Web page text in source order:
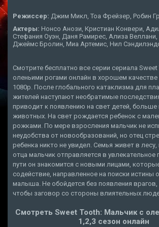
Режиссер: Джим Микл, Тоа Фрейзер, Робин
Актеры: Нонсо Анози, Кристиан Конвери,
Стефания Оуэн, Даня Рамирес, Ализа Веллани,
Джеймс Бролин, Миа Артемис, Нил
Смотрите бесплатно все серии сериала
оленьими рогами онлайн в хорошем качестве
1080p. После глобального катаклизма для
жителей наступают необратимые
приводит к появлению на свет детей,
животных. На свет рождается ребенок с
рожками. По мере взросления мальчик не
неудобства от новообразований, но отец
ребенка никто не увидел. Семья живет в
отца мальчик отправляется в увлекательное
пути он знакомится с новыми лицами,
содействие, направленное на поиски истины
малыша. Не обойдется без появления
чтобы заговор со стороны влиятельных
Смотреть Sweet Tooth: Мальчик с
1,2,3 сезон онлайн